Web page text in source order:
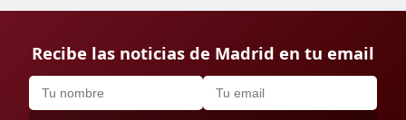
Recibe las noticias de Madrid en tu email